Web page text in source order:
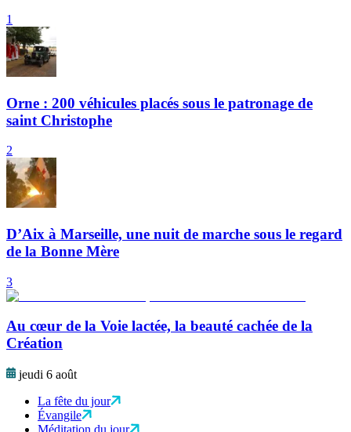
1
Orne : 200 véhicules placés sous le patronage de
saint Christophe
2
D’Aix à Marseille, une nuit de marche sous le regard
de la Bonne Mère
3
Au cœur de la Voie lactée, la beauté cachée de la
Création
jeudi 6 août
La fête du jour
Évangile